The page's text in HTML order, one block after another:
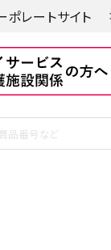
ポレートサイト